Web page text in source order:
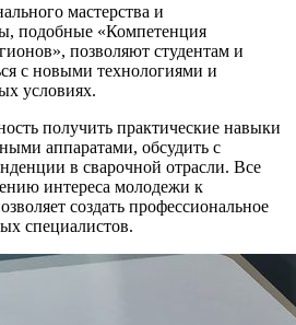
мастерства и
подобные «Компетенция
позволяют студентам и
с новыми технологиями и
условиях.
получить практические навыки
аппаратами, обсудить с
в сварочной отрасли. Все
интереса молодежи к
создать профессиональное
специалистов.